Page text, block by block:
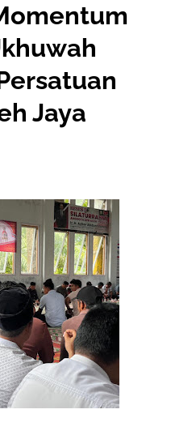
Jaya